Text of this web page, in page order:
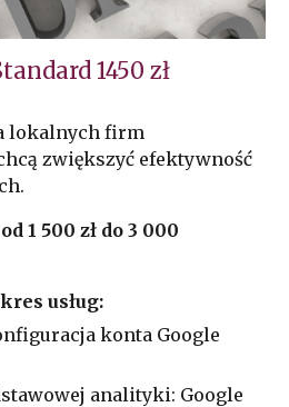
1450 zł
lokalnych firm
zwiększyć efektywność
od 1 500 zł do 3 000
usług:
konta Google
analityki: Google